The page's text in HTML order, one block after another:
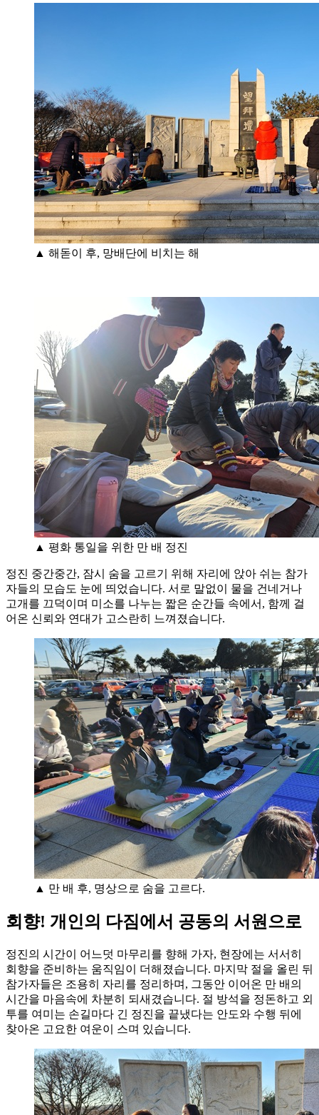
▲ 해돋이 후, 망배단에 비치는 해
▲ 평화 통일을 위한 만 배 정진
정진 중간중간, 잠시 숨을 고르기 위해 자리에 앉아 쉬는 참가
자들의 모습도 눈에 띄었습니다. 서로 말없이 물을 건네거나
고개를 끄덕이며 미소를 나누는 짧은 순간들 속에서, 함께 걸
어온 신뢰와 연대가 고스란히 느껴졌습니다.
▲ 만 배 후, 명상으로 숨을 고르다.
회향! 개인의 다짐에서 공동의 서원으로
정진의 시간이 어느덧 마무리를 향해 가자, 현장에는 서서히
회향을 준비하는 움직임이 더해졌습니다. 마지막 절을 올린 뒤
참가자들은 조용히 자리를 정리하며, 그동안 이어온 만 배의
시간을 마음속에 차분히 되새겼습니다. 절 방석을 정돈하고 외
투를 여미는 손길마다 긴 정진을 끝냈다는 안도와 수행 뒤에
찾아온 고요한 여운이 스며 있습니다.